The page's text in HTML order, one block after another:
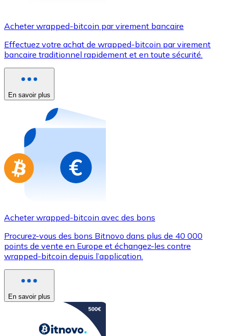
Utilisez les cartes Visa et Mastercard pour acheter
Acheter avec carte
Nouveau
Achetez des cartes-cadeaux de vos marques
Aller à la boutique de cartes-cadeaux
Acheter wrapped-bitcoin par virement bancaire
Effectuez votre achat de wrapped-bitcoin par virement
bancaire traditionnel rapidement et en toute sécurité.
En savoir plus
Acheter wrapped-bitcoin avec des bons
Procurez-vous des bons Bitnovo dans plus de 40 000
points de vente en Europe et échangez-les contre
wrapped-bitcoin depuis l’application.
En savoir plus